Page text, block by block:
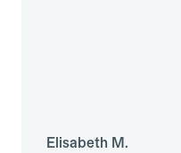
Elisabeth M.